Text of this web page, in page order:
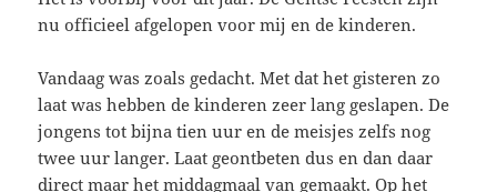
nu officieel afgelopen voor mij en de kinderen.
Vandaag was zoals gedacht. Met dat het gisteren zo
laat was hebben de kinderen zeer lang geslapen. De
jongens tot bijna tien uur en de meisjes zelfs nog
twee uur langer. Laat geontbeten dus en dan daar
direct maar het middagmaal van gemaakt. Op het